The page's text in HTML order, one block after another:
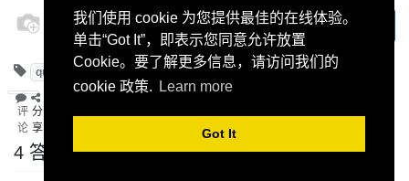
我们使用 cookie 为您提供最佳的在线体验。
单击“Got It”，即表示您同意允许放置
Cookie。要了解更多信息，请访问我们的
cookie 政策.
Learn more
Got It
odoo
1 九月
2021
quickstart website shop shopping_cart
评
论
分
享
4 答案